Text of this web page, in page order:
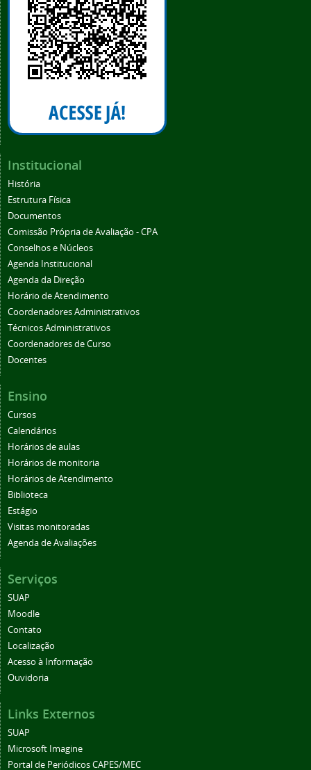
Institucional
História
Estrutura Física
Documentos
Comissão Própria de Avaliação - CPA
Conselhos e Núcleos
Agenda Institucional
Agenda da Direção
Horário de Atendimento
Coordenadores Administrativos
Técnicos Administrativos
Coordenadores de Curso
Docentes
Ensino
Cursos
Calendários
Horários de aulas
Horários de monitoria
Horários de Atendimento
Biblioteca
Estágio
Visitas monitoradas
Agenda de Avaliações
Serviços
SUAP
Moodle
Contato
Localização
Acesso à Informação
Ouvidoria
Links Externos
SUAP
Microsoft Imagine
Portal de Periódicos CAPES/MEC